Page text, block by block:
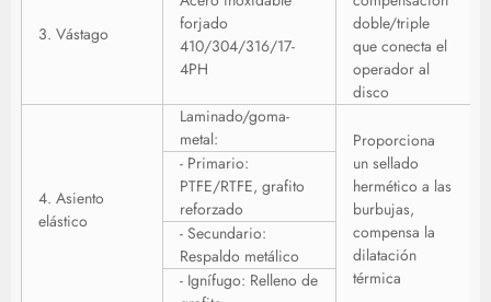
3. Vástago
forjado
410/304/316/17-
4PH
doble/triple
que conecta el
operador al
disco
4. Asiento
elástico
Laminado/goma-
metal:
Proporciona
un sellado
hermético a las
burbujas,
compensa la
dilatación
térmica
- Primario:
PTFE/RTFE, grafito
reforzado
- Secundario:
Respaldo metálico
- Ignífugo: Relleno de